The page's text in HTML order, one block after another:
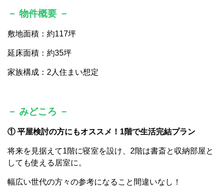
－ 物件概要 －
敷地面積：約117坪
延床面積：約35坪
家族構成：2人住まい想定
－ みどころ －
① 平屋検討の方にもオススメ！1階で生活完結プラン
将来を見据えて1階に寝室を設け、2階は書斎と収納部屋と
しても使える居室に。
幅広い世代の方々の参考になること間違いなし！